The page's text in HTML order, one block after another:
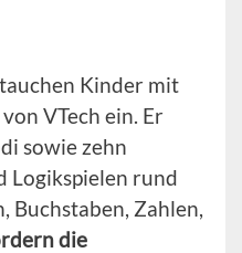
Kinder mit
von VTech ein. Er
sowie zehn
Logikspielen rund
Buchstaben, Zahlen,
die